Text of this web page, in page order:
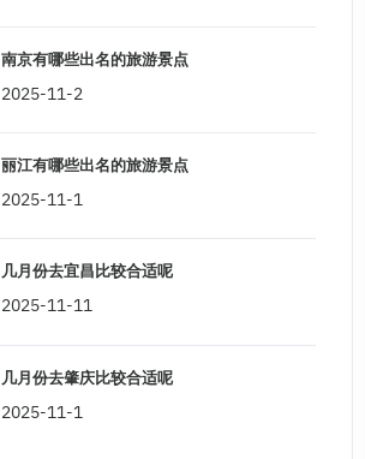
南京有哪些出名的旅游景点
2025-11-2
丽江有哪些出名的旅游景点
2025-11-1
几月份去宜昌比较合适呢
2025-11-11
几月份去肇庆比较合适呢
2025-11-1